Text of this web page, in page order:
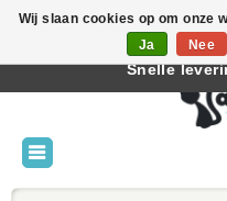
Wij slaan cookies op om onze
Ja
Nee
Beste producten voor
Snelle